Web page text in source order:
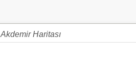
Akdemir Haritası